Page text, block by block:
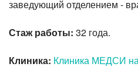
заведующий отделением -
Стаж работы: 32 года.
Клиника: Клиника МЕДСИ